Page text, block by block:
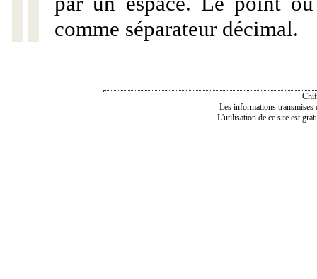
comme séparateur décimal.
Les informations transmises
L'utilisation de ce site est